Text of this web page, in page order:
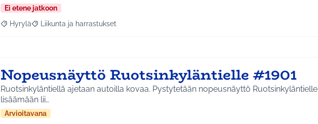
Ei etene jatkoon
Rajaa tulokset aihepiirin mukaan: Hyrylä
Hyrylä Rajaa tulokset teeman mukaan: Liikunta ja harrastukset
Liikunta ja harrastukset
Nopeusnäyttö Ruotsinkyläntielle #1901
Ruotsinkyläntiellä ajetaan autoilla kovaa. Pystytetään nopeusnäyttö Ruotsinkyläntielle
lisäämään lii…
Arvioitavana